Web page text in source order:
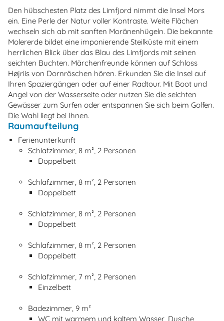
Den hübschesten Platz des Limfjord nimmt die Insel Mors
ein. Eine Perle der Natur voller Kontraste. Weite Flächen
wechseln sich ab mit sanften Moränenhügeln. Die bekannte
Molererde bildet eine imponierende Steilküste mit einem
herrlichen Blick über das Blau des Limfjords mit seinen
seichten Buchten. Märchenfreunde können auf Schloss
Højriis von Dornröschen hören. Erkunden Sie die Insel auf
Ihren Spaziergängen oder auf einer Radtour. Mit Boot und
Angel von der Wasserseite oder nutzen Sie die seichten
Gewässer zum Surfen oder entspannen Sie sich beim Golfen.
Die Wahl liegt bei Ihnen.
Raumaufteilung
Ferienunterkunft
Schlafzimmer, 8 m², 2 Personen
Doppelbett
Schlafzimmer, 8 m², 2 Personen
Doppelbett
Schlafzimmer, 8 m², 2 Personen
Doppelbett
Schlafzimmer, 8 m², 2 Personen
Doppelbett
Schlafzimmer, 7 m², 2 Personen
Einzelbett
Badezimmer, 9 m²
WC mit warmem und kaltem Wasser, Dusche